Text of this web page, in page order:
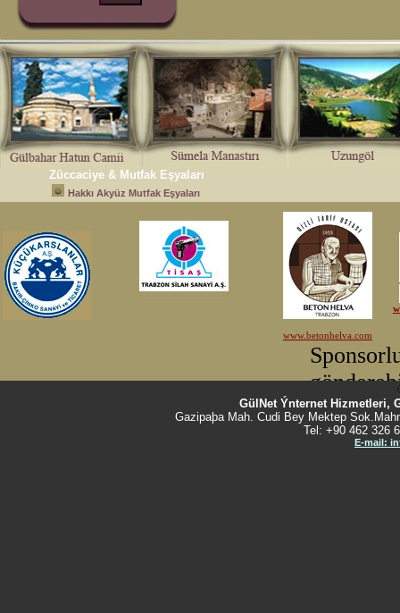
Züccaciye & Mutfak Eşyaları
Hakkı Akyüz Mutfak Eşyaları
GülNet Ýnternet Hizmetleri,
Gazipaþa Mah. Cudi Bey Mektep
Tel: +90 462 326
E-mail: